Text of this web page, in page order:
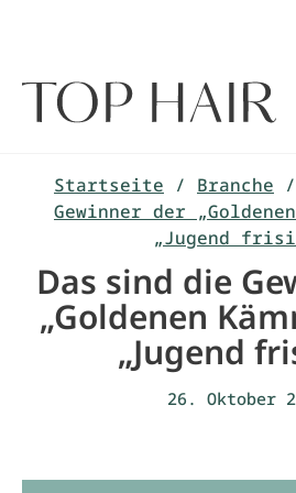
Startseite / Branche /
Gewinner der
„Jugend
Das sind die
„Goldenen
„Jugend
26. Oktober